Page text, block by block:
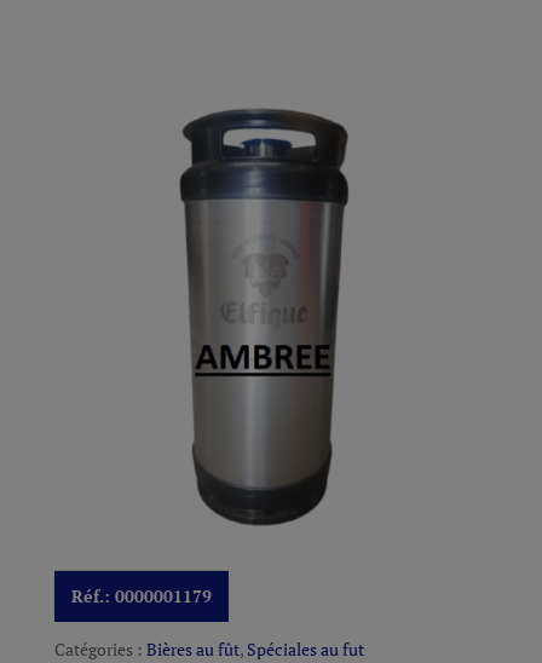
Réf.: 0000001179
Catégories : Bières au fût, Spéciales au fut